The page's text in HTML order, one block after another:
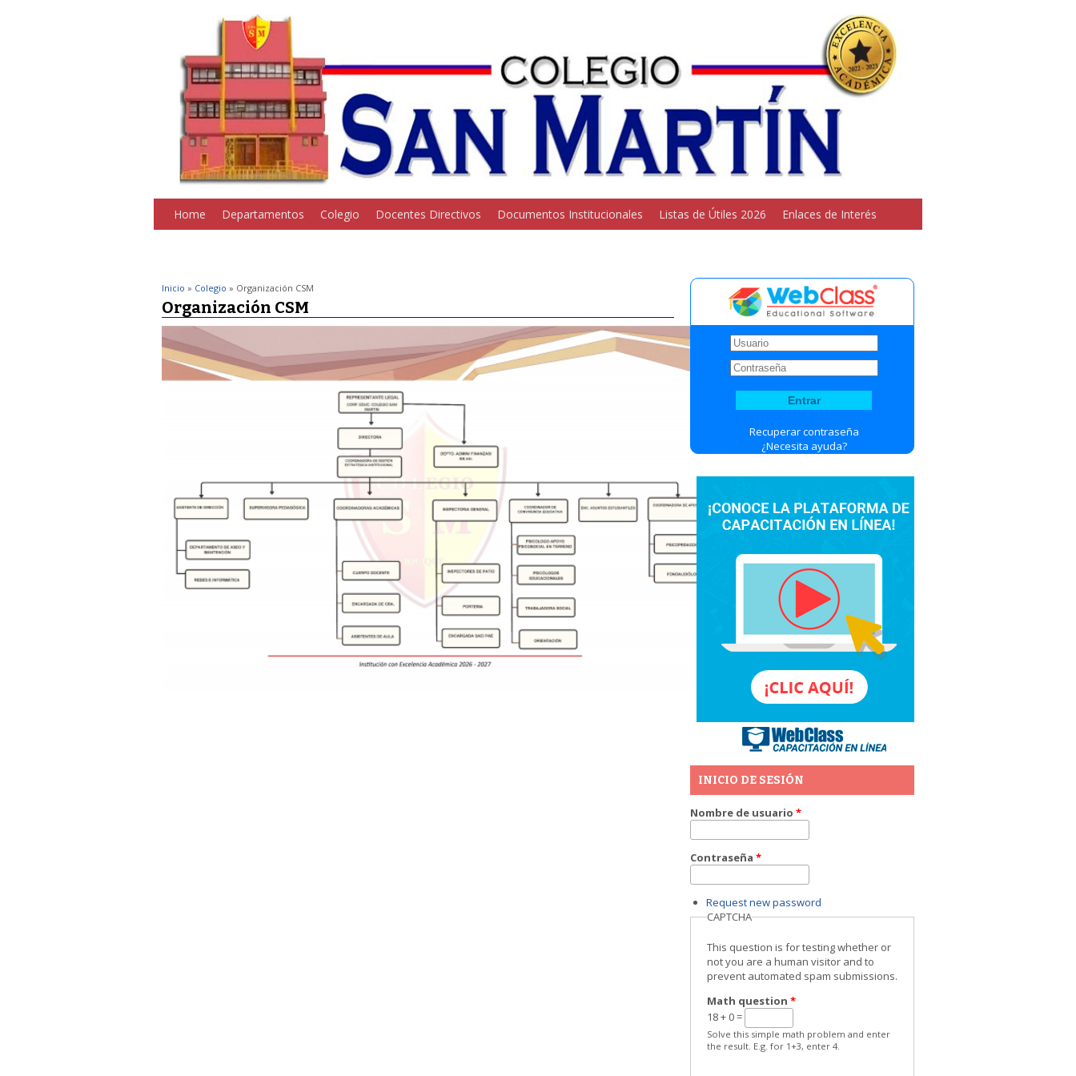
Home Departamentos Colegio Docentes Directivos Documentos Institucionales Listas de Útiles 2026 Enlaces de Interés
Inicio » Colegio » Organización CSM
Organización CSM
Recuperar contraseña
¿Necesita ayuda?
INICIO DE SESIÓN
Nombre de usuario *
Contraseña *
Request new password
CAPTCHA
This question is for testing whether or
not you are a human visitor and to
prevent automated spam submissions.
Math question *
18 + 0 =
Solve this simple math problem and enter
the result. E.g. for 1+3, enter 4.